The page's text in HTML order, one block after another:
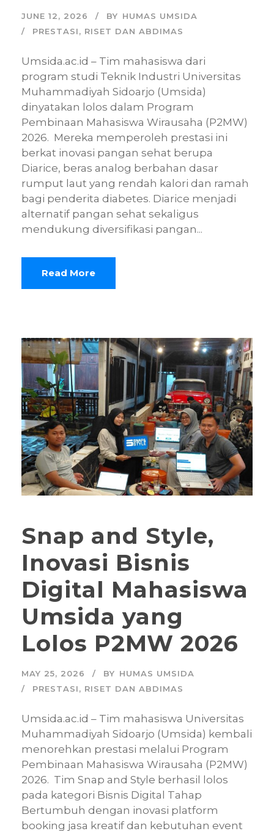
JUNE 12, 2026 BY HUMAS UMSIDA
PRESTASI, RISET DAN ABDIMAS
Umsida.ac.id – Tim mahasiswa dari
program studi Teknik Industri Universitas
Muhammadiyah Sidoarjo (Umsida)
dinyatakan lolos dalam Program
Pembinaan Mahasiswa Wirausaha (P2MW)
2026. Mereka memperoleh prestasi ini
berkat inovasi pangan sehat berupa
Diarice, beras analog berbahan dasar
rumput laut yang rendah kalori dan ramah
bagi penderita diabetes. Diarice menjadi
alternatif pangan sehat sekaligus
mendukung diversifikasi pangan...
Read More
Snap and Style,
Inovasi Bisnis
Digital Mahasiswa
Umsida yang
Lolos P2MW 2026
MAY 25, 2026 BY HUMAS UMSIDA
PRESTASI, RISET DAN ABDIMAS
Umsida.ac.id – Tim mahasiswa Universitas
Muhammadiyah Sidoarjo (Umsida) kembali
menorehkan prestasi melalui Program
Pembinaan Mahasiswa Wirausaha (P2MW)
2026. Tim Snap and Style berhasil lolos
pada kategori Bisnis Digital Tahap
Bertumbuh dengan inovasi platform
booking jasa kreatif dan kebutuhan event